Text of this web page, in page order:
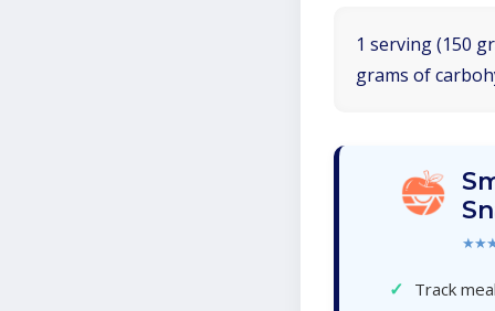
1 serving (150
grams of
✓ Track